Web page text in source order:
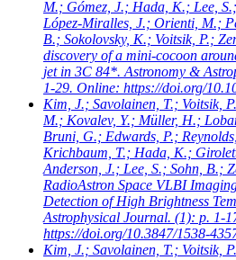
M.; Gómez, J.; Hada, K.; Lee,
López-Miralles, J.; Orienti, M.;
B.; Sokolovsky, K.; Voitsik, P.;
discovery of a mini-cocoon
jet in 3C 84*. Astronomy &
1-29. Online: https://doi.org/
Kim, J.; Savolainen, T.; Voitsik,
M.; Kovalev, Y.; Müller, H.;
Bruni, G.; Edwards, P.;
Krichbaum, T.; Hada, K.;
Anderson, J.; Lee, S.; Sohn, B.;
RadioAstron Space VLBI
Detection of High Brightness
Astrophysical Journal. (1): p. 1-
https://doi.org/10.3847/1538-
Kim, J.; Savolainen, T.; Voitsik,